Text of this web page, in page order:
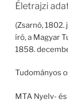
Életrajzi
(Zsarnó, 1802.
író, a Magyar
1858.
Tudományos
MTA Nyelv-